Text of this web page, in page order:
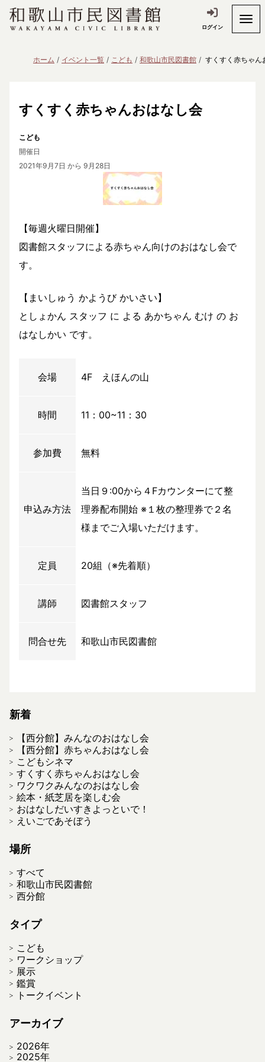
ログイン
ホーム イベント一覧 こども 和歌山市民図書館 すくすく赤ちゃん
すくすく赤ちゃんおはなし会
こども
開催日
2021年9月7日 から 9月28日
【毎週火曜日開催】
図書館スタッフによる赤ちゃん向けのおはなし会で
す。
【まいしゅう かようび かいさい】
としょかん スタッフ に よる あかちゃん むけ の お
はなしかい です。
会場 4F えほんの山
時間 11：00~11：30
参加費 無料
申込み方法
当日９:00から４Fカウンターにて整
理券配布開始 ※１枚の整理券で２名
様までご入場いただけます。
定員 20組（※先着順）
講師 図書館スタッフ
問合せ先 和歌山市民図書館
新着
【西分館】みんなのおはなし会
【西分館】赤ちゃんおはなし会
こどもシネマ
すくすく赤ちゃんおはなし会
ワクワクみんなのおはなし会
絵本・紙芝居を楽しむ会
おはなしだいすきよっといで！
えいごであそぼう
場所
すべて
和歌山市民図書館
西分館
タイプ
こども
ワークショップ
展示
鑑賞
トークイベント
アーカイブ
2026年
2025年